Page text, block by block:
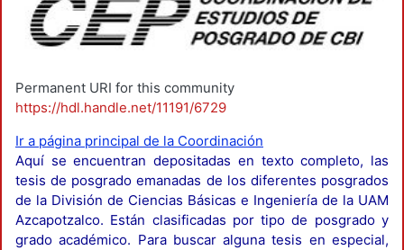
Permanent URI for this community
https://hdl.handle.net/11191/6729
Ir a página principal de la Coordinación
Aquí se encuentran depositadas en texto completo, las
tesis de posgrado emanadas de los diferentes posgrados
de la División de Ciencias Básicas e Ingeniería de la UAM
Azcapotzalco. Están clasificadas por tipo de posgrado y
grado académico. Para buscar alguna tesis en especial,